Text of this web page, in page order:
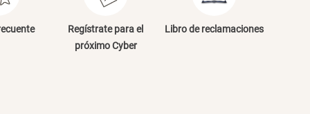
Regístrate para el
próximo Cyber
Libro de reclamaciones